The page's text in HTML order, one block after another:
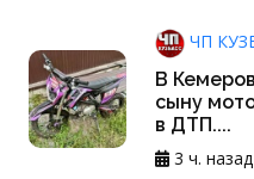
ЧП
В
сыну
в ДТП....
3 ч. назад